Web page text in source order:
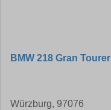
BMW 218 Gran Tourer
Würzburg, 97076